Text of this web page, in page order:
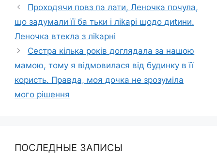
Проходячи повз па лати, Леночка почула,
що задумали її ба тьки і ліkарі щодо диtини.
Леночка втекла з ліkарні
Сестра кілька років доглядала за нашою
мамою, тому я відмовилася від будинку в її
користь. Правда, моя дочка не зрозуміла
мого рішення
ПОСЛЕДНЫЕ ЗАПИСЫ